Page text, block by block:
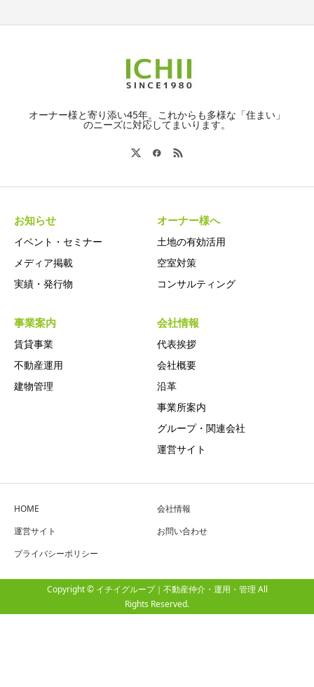
オーナー様と寄り添い45年。これからも多様な「住まい」
のニーズに対応してまいります。
お知らせ
イベント・セミナー
メディア掲載
実績・発行物
オーナー様へ
土地の有効活用
空室対策
コンサルティング
事業案内
賃貸事業
不動産運用
建物管理
会社情報
代表挨拶
会社概要
沿革
事業所案内
グループ・関連会社
運営サイト
HOME
会社情報
運営サイト
お問い合わせ
プライバシーポリシー
Copyright © イチイグループ｜不動産仲介・運用・管理 All
Rights Reserved.